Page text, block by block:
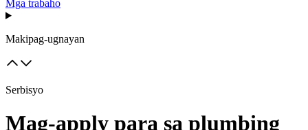
Mga trabaho
Makipag-ugnayan
Serbisyo
Mag-apply para sa plumbing